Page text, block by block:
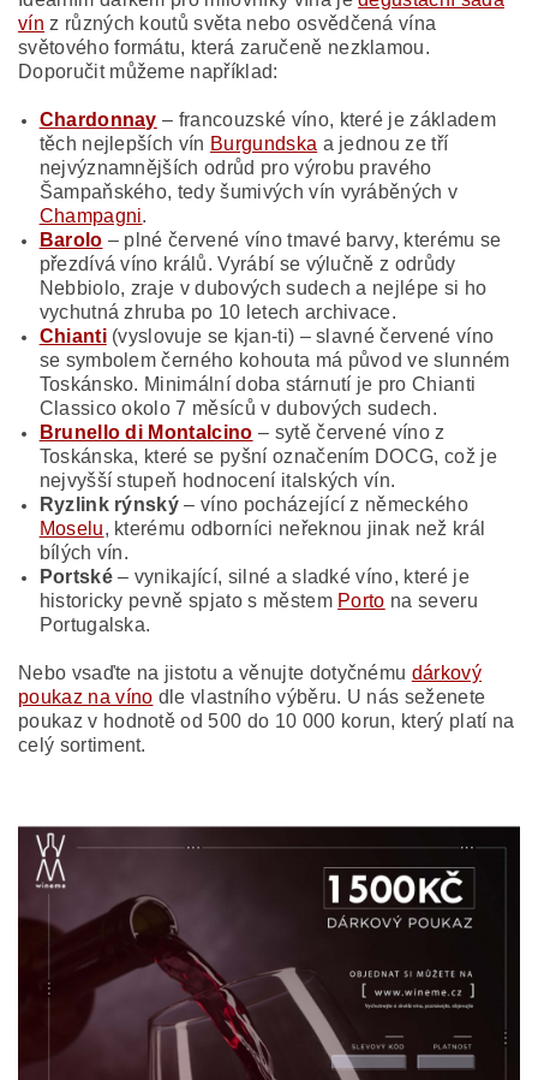
vín z různých koutů světa nebo osvědčená vína
světového formátu, která zaručeně nezklamou.
Doporučit můžeme například:
Chardonnay – francouzské víno, které je základem
těch nejlepších vín Burgundska a jednou ze tří
nejvýznamnějších odrůd pro výrobu pravého
Šampaňského, tedy šumivých vín vyráběných v
Champagni.
Barolo – plné červené víno tmavé barvy, kterému se
přezdívá víno králů. Vyrábí se výlučně z odrůdy
Nebbiolo, zraje v dubových sudech a nejlépe si ho
vychutná zhruba po 10 letech archivace.
Chianti(vyslovuje se kjan-ti) – slavné červené víno
se symbolem černého kohouta má původ ve slunném
Toskánsko. Minimální doba stárnutí je pro Chianti
Classico okolo 7 měsíců v dubových sudech.
Brunello di Montalcino – sytě červené víno z
Toskánska, které se pyšní označením DOCG, což je
nejvyšší stupeň hodnocení italských vín.
Ryzlink rýnský – víno pocházející z německého
Moselu, kterému odborníci neřeknou jinak než král
bílých vín.
Portské– vynikající, silné a sladké víno, které je
historicky pevně spjato s městem Porto na severu
Portugalska.
Nebo vsaďte na jistotu a věnujte dotyčnému dárkový
poukaz na víno dle vlastního výběru. U nás seženete
poukaz v hodnotě od 500 do 10 000 korun, který platí na
celý sortiment.